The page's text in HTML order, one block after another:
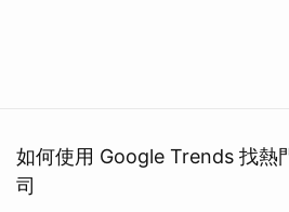
如何使用 Google Trends 找熱
司